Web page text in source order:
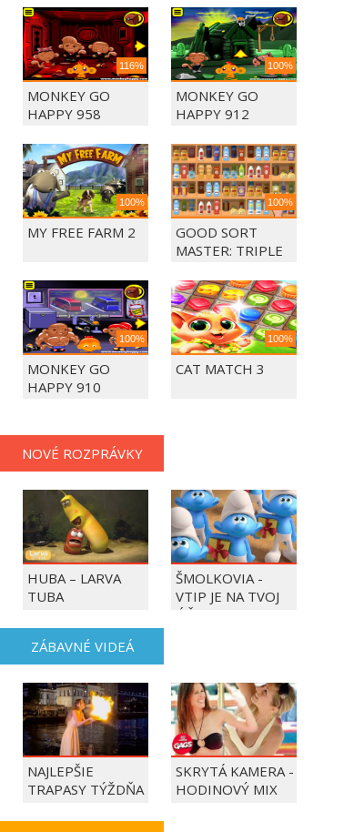
116%
MONKEY GO
HAPPY 958
100%
MONKEY GO
HAPPY 912
100%
MY FREE FARM 2
100%
GOOD SORT
MASTER: TRIPLE
100%
MONKEY GO
HAPPY 910
100%
CAT MATCH 3
NOVÉ ROZPRÁVKY
HUBA – LARVA
TUBA
ŠMOLKOVIA -
VTIP JE NA TVOJ
ÚČET
ZÁBAVNÉ VIDEÁ
NAJLEPŠIE
TRAPASY TÝŽDŇA
SKRYTÁ KAMERA -
HODINOVÝ MIX